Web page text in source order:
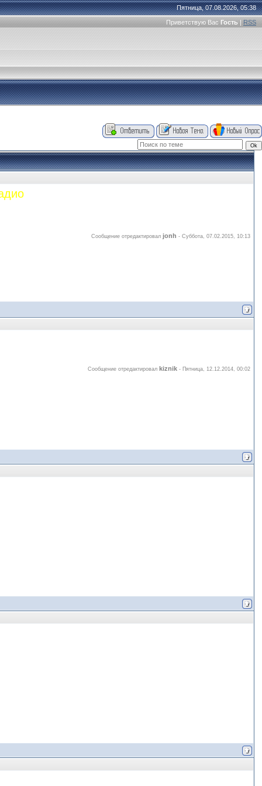
Пятница, 07.08.2026, 05:38
Приветствую Вас Гость | RSS
Сообщение отредактировал jonh - Суббота, 07.02.2015, 10:13
Сообщение отредактировал kiznik- Пятница, 12.12.2014, 00:02